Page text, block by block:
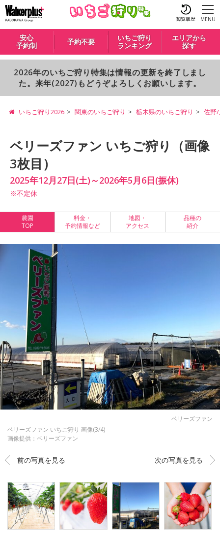
閲覧履歴 MENU
安心
予約制
予約不要
いちご狩り
ランキング
エリアから
探す
2026年のいちご狩り特集は情報の更新を終了しまし
た。来年(2027)もどうぞよろしくお願いします。
いちご狩り2026 関東のいちご狩り 栃木県のいちご狩り 佐野
ベリーズファン いちご狩り（画像
3枚目）
2025年12月27日(土)～2026年5月6日(振休)
※不定休
農園
TOP
料金・
予約情報など
地図・
アクセス
品種の
紹介
ベリーズファン
ベリーズファン いちご狩り 画像(3/4)
画像提供：ベリーズファン
前の写真を見る 次の写真を見る